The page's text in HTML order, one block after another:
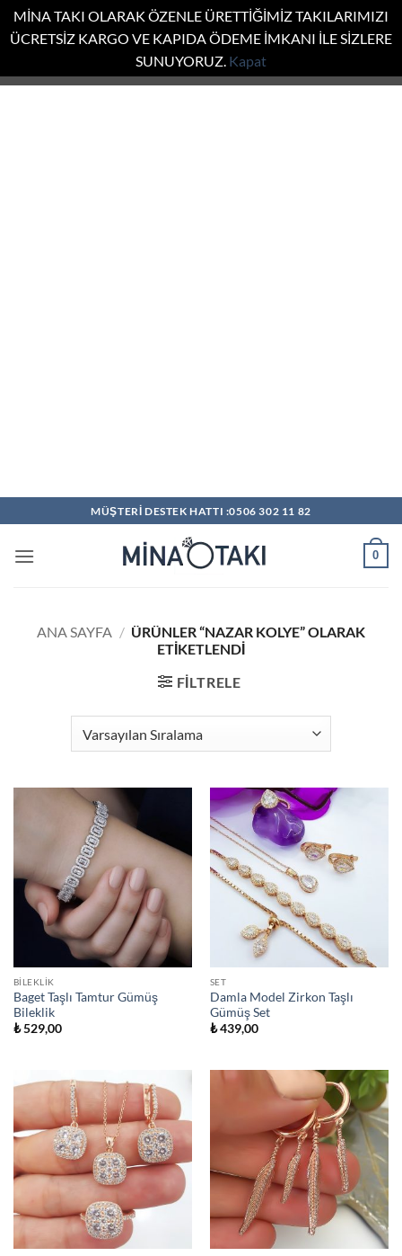
MİNA TAKI OLARAK ÖZENLE ÜRETTİĞİMİZ TAKILARIMIZI
ÜCRETSİZ KARGO VE KAPIDA ÖDEME İMKANI İLE SİZLERE
SUNUYORUZ. Kapat
İçeriğe
MÜŞTERİ DESTEK HATTI :0506 302 11 82
0
ANA SAYFA / ÜRÜNLER “NAZAR KOLYE” OLARAK
ETIKETLENDI
FILTRELE
BILEKLIK
Baget Taşlı Tamtur Gümüş
Bileklik
₺529,00
SET
Damla Model Zirkon Taşlı
Gümüş Set
₺439,00